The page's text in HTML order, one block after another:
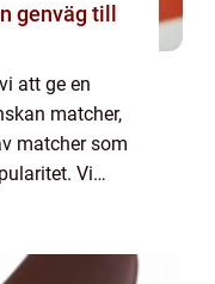
att ge en
matcher,
matcher som
Vi